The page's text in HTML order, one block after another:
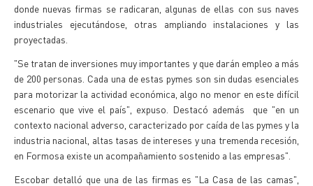
donde nuevas firmas se radicaran, algunas de ellas con sus naves
industriales ejecutándose, otras ampliando instalaciones y las
proyectadas.
"Se tratan de inversiones muy importantes y que darán empleo a más
de 200 personas. Cada una de estas pymes son sin dudas esenciales
para motorizar la actividad económica, algo no menor en este difícil
escenario que vive el país", expuso. Destacó además que "en un
contexto nacional adverso, caracterizado por caída de las pymes y la
industria nacional, altas tasas de intereses y una tremenda recesión,
en Formosa existe un acompañamiento sostenido a las empresas".
Escobar detalló que una de las firmas es "La Casa de las camas",